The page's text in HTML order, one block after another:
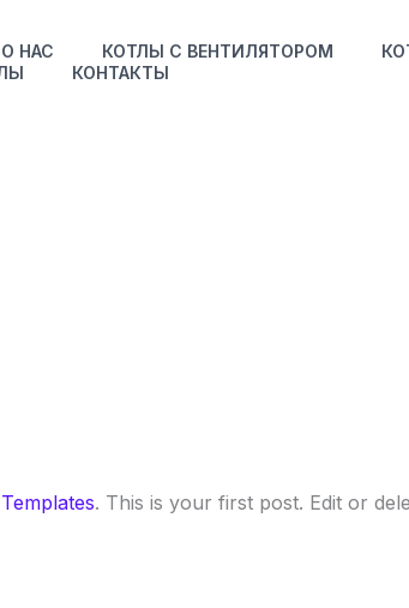
О НАС КОТЛЫ С ВЕНТИЛЯТОРОМ
КОНТАКТЫ
. This is your first post. Edit or